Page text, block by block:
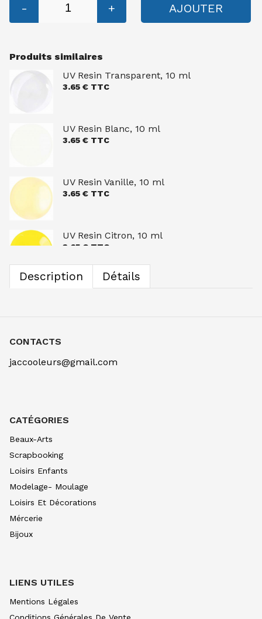
- + AJOUTER
Produits similaires
UV Resin Transparent, 10 ml
3.65 € TTC
UV Resin Blanc, 10 ml
3.65 € TTC
UV Resin Vanille, 10 ml
3.65 € TTC
UV Resin Citron, 10 ml
3.65 € TTC
UV Resin Moutarde, 10 ml
UV Resin Pink, 10 ml
UV Resin Rose, 10 ml
3.65
UV Resin Jade, 10 ml
3.65€ TTC
UV Resin Quartz Rose, 10 ml
3.65
Description Détails
CONTACTS
jaccooleurs@gmail.com
CATÉGORIES
Beaux-Arts
Scrapbooking
Loisirs Enfants
Modelage- Moulage
Loisirs Et Décorations
Mércerie
Bijoux
LIENS UTILES
Mentions Légales